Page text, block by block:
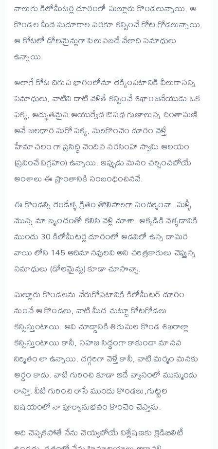
నాలుగు కిలోమీటర్ల దూరంలో మల్లూరు కొండలున్నాయి. ఆ
కొండల మీద సుదూరాల వరకూ కన్పించే కోట గోడలున్నాయి.
ఆ కోటలో డోలమైన్లుగా పిలువబడే వేలాది సమాధులు
ఉన్నాయి.
అలాగే కోట దిగువ భాగంలోనూ లెక్కించటానికి వీలుకానన్ని
సమాధులు, వాటిని దాటి వెళితే కన్పించే శిఖాంజనేయుడు ఒక
పక్క, అద్భుతమైన ఆయుర్వేద ఔషధ గుణాలున్న చింతామణి
అనే జలధార మరో పక్క, మరికొంచెం దూరం వెళ్తే
హేమాచలం గా ప్రసిద్ధి చెందిన నరసింహ స్వామి ఆలయం
(స్రవించే విగ్రహం) ఉన్నాయి. ఇప్పుడు మనం చర్చించబోయే
అంశాలు ఈ ప్రాంతానికి సంబంధించినవే.
ఈ కొండల్ని రెండేళ్ళ క్రితం తొలిసారిగా సందర్శించా. మళ్ళీ
మొన్న మా బృందంతో కలిసి వెళ్లి చూశా. అక్కడికి వెళ్ళడానికి
ముందు 30 కిలోమీటర్ల దూరంలో అడవిలో ఉన్న దామర
వాయి లోని 145 ఆదిమానవులవి అని చరిత్రకారులు చెప్తున్న
సమాధులు (డోలమైన్లు) కూడా చూసొచ్చా.
మల్లూరు కొండలను చేరుకోవటానికి కిలోమీటర్ దూరం
నుంచే ఆ కొండలు, వాటి మీద చుట్టూ కోటగోడలు
కన్పిస్తుంటాయి. అవి చూడ్డానికి తిరుమల కొండ శిఖరాల్లా
కన్పిస్తుంటాయి కానీ, సహజ సిద్ధంగా కాకుండా మానవ
నిర్మితం లా ఉన్నాయి. దగ్గరిగా వెళ్తే కానీ, వాటి మర్మం మనకు
అర్ధం కాదు. వాటి గురించి కూడా ఇదే వ్యాసంలో మున్ముందు
రాస్తా. వీటి గురించి రాసే ముందు కొండలు,గుట్టల
విషయంలో నా పూర్వానుభవం కొంచెం చెప్తాను.
అది చెప్పకపోతే నేను చెయ్యబోయే విశ్లేషణకు క్రెడిబిలిటీ